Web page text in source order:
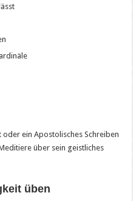
oder ein Apostolisches Schreiben
über sein geistliches
üben